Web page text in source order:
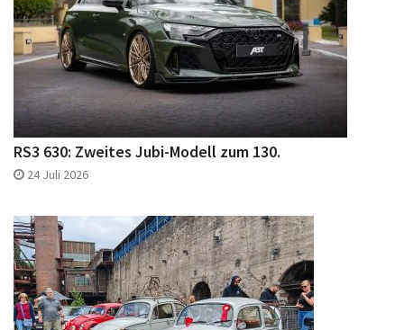
RS3 630: Zweites Jubi-Modell zum 130.
24 Juli 2026